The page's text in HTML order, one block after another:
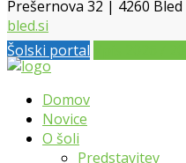
Prešernova 32 | 4260 Bled
bled.si
Šolski portal
Domov
Novice
O šoli
Predstavitev